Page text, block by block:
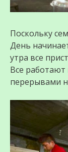
Поскольку
День
утра все
Все работают
перерывами